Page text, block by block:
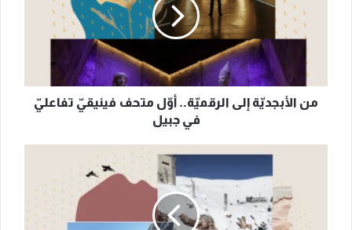
متحف
فينيقيّ
تفاعليّ
في
جبيل
من الأبجديّة إلى الرقميّة.. أوّل متحف فينيقيّ تفاعليّ
في جبيل